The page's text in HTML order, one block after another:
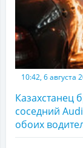
10:42, 6 августа
Казахстанец
соседний
обоих